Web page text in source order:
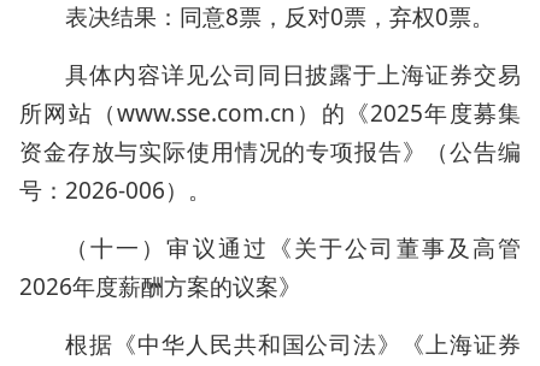
表决结果：同意8票，反对0票，弃权0票。
具体内容详见公司同日披露于上海证券交易
所网站（www.sse.com.cn）的《2025年度募集
资金存放与实际使用情况的专项报告》（公告编
号：2026-006）。
（十一）审议通过《关于公司董事及高管
2026年度薪酬方案的议案》
根据《中华人民共和国公司法》《上海证券